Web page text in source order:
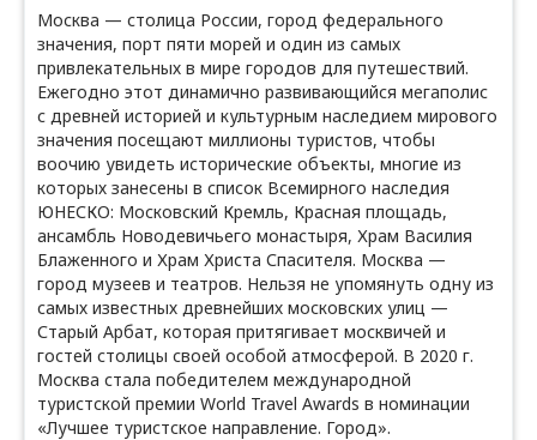
Москва — столица России, город федерального
значения, порт пяти морей и один из самых
привлекательных в мире городов для путешествий.
Ежегодно этот динамично развивающийся мегаполис
с древней историей и культурным наследием мирового
значения посещают миллионы туристов, чтобы
воочию увидеть исторические объекты, многие из
которых занесены в список Всемирного наследия
ЮНЕСКО: Московский Кремль, Красная площадь,
ансамбль Новодевичьего монастыря, Храм Василия
Блаженного и Храм Христа Спасителя. Москва —
город музеев и театров. Нельзя не упомянуть одну из
самых известных древнейших московских улиц —
Старый Арбат, которая притягивает москвичей и
гостей столицы своей особой атмосферой. В 2020 г.
Москва стала победителем международной
туристской премии World Travel Awards в номинации
«Лучшее туристское направление. Город».